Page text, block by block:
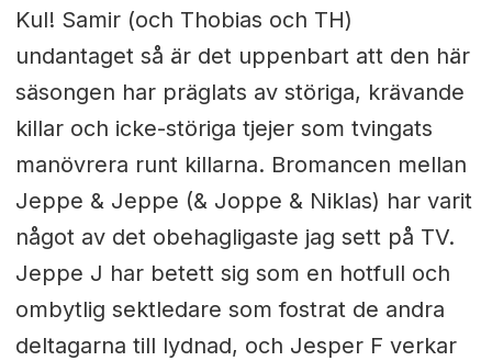
Kul! Samir (och Thobias och TH)
undantaget så är det uppenbart att den här
säsongen har präglats av störiga, krävande
killar och icke-störiga tjejer som tvingats
manövrera runt killarna. Bromancen mellan
Jeppe & Jeppe (& Joppe & Niklas) har varit
något av det obehagligaste jag sett på TV.
Jeppe J har betett sig som en hotfull och
ombytlig sektledare som fostrat de andra
deltagarna till lydnad, och Jesper F verkar